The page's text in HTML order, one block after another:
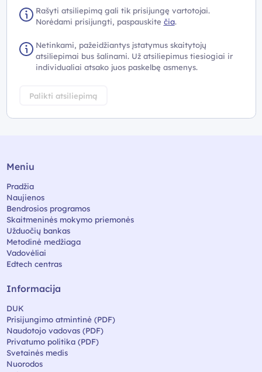
Rašyti atsiliepimą gali tik prisijungę vartotojai.
Norėdami prisijungti, paspauskite čia.
Netinkami, pažeidžiantys įstatymus skaitytojų
atsiliepimai bus šalinami. Už atsiliepimus tiesiogiai ir
individualiai atsako juos paskelbę asmenys.
Palikti atsiliepimą
Meniu
Pradžia
Naujienos
Bendrosios programos
Skaitmeninės mokymo priemonės
Užduočių bankas
Metodinė medžiaga
Vadovėliai
Edtech centras
Informacija
DUK
Prisijungimo atmintinė (PDF)
Naudotojo vadovas (PDF)
Privatumo politika (PDF)
Svetainės medis
Nuorodos